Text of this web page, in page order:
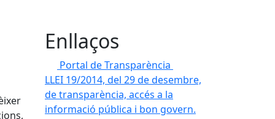
Enllaços
Portal de Transparència
LLEI 19/2014, del 29 de desembre,
de transparència, accés a la
informació pública i bon govern.